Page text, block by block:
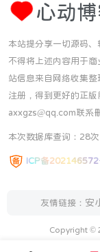
心动
本站提分享一切源码、
不得将上述内容用于
站信息来自网络收集
注册，得到更好的正版
axxgzs@qq.com联系
本次数据库查询：28
ICP备202146572
友情链接： 安
Copyright ©